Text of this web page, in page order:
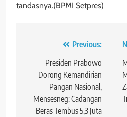
tandasnya.(BPMI Setpres)
Navigasi Previous:
Presiden Prabowo
Dorong Kemandirian
Pangan Nasional,
Mensesneg: Cadangan
Beras Tembus 5,3 Juta